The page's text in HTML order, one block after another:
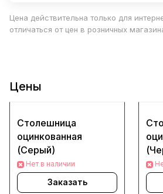
Цена действительна только для
отличаться от цен в розничных
Цены
Столешница
оцинкованная
(Серый)
Нет в наличии
Заказать